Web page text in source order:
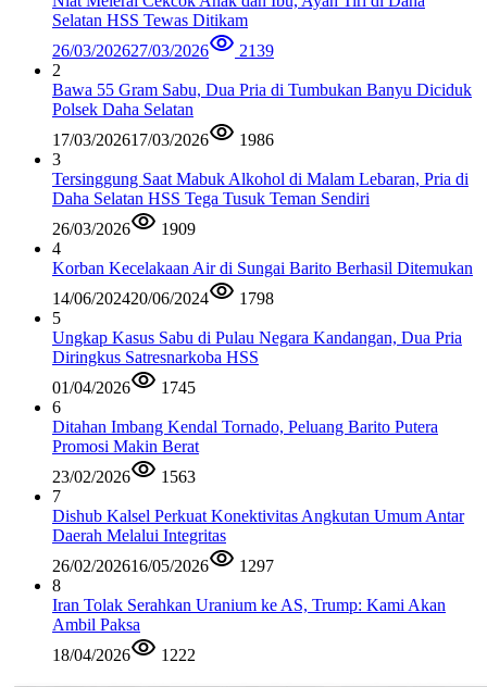
Selatan HSS Tewas Ditikam
26/03/202627/03/2026
2139
2
Bawa 55 Gram Sabu, Dua Pria di Tumbukan Banyu Diciduk
Polsek Daha Selatan
17/03/202617/03/2026
1986
3
Tersinggung Saat Mabuk Alkohol di Malam Lebaran, Pria di
Daha Selatan HSS Tega Tusuk Teman Sendiri
26/03/2026
1909
4
Korban Kecelakaan Air di Sungai Barito Berhasil Ditemukan
14/06/202420/06/2024
1798
5
Ungkap Kasus Sabu di Pulau Negara Kandangan, Dua Pria
Diringkus Satresnarkoba HSS
01/04/2026
1745
6
Ditahan Imbang Kendal Tornado, Peluang Barito Putera
Promosi Makin Berat
23/02/2026
1563
7
Dishub Kalsel Perkuat Konektivitas Angkutan Umum Antar
Daerah Melalui Integritas
26/02/202616/05/2026
1297
8
Iran Tolak Serahkan Uranium ke AS, Trump: Kami Akan
Ambil Paksa
18/04/2026
1222